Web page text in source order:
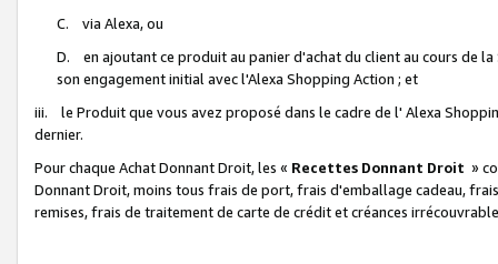
C. via Alexa, ou
D. en ajoutant ce produit au panier d'achat du client au cours de
son engagement initial avec l'Alexa Shopping Action ; et
iii. le Produit que vous avez proposé dans le cadre de l' Alexa
dernier.
Pour chaque Achat Donnant Droit, les « Recettes Donnant Droit »
Donnant Droit, moins tous frais de port, frais d'emballage cadeau,
remises, frais de traitement de carte de crédit et créances